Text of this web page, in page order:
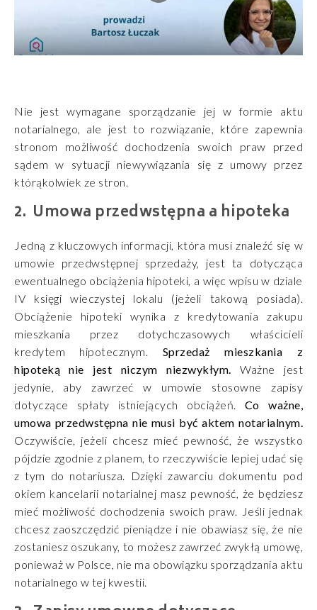
Nie jest wymagane sporządzanie jej w formie aktu
notarialnego, ale jest to rozwiązanie, które zapewnia
stronom możliwość dochodzenia swoich praw przed
sądem w sytuacji niewywiązania się z umowy przez
którąkolwiek ze stron.
Umowa przedwstępna a hipoteka
Jedną z kluczowych informacji, która musi znaleźć się w
umowie przedwstępnej sprzedaży, jest ta dotycząca
ewentualnego obciążenia hipoteki, a więc wpisu w dziale
IV księgi wieczystej lokalu (jeżeli takową posiada).
Obciążenie hipoteki wynika z kredytowania zakupu
mieszkania przez dotychczasowych właścicieli
kredytem hipotecznym. Sprzedaż mieszkania z
hipoteką nie jest niczym niezwykłym.
Ważne jest
jedynie, aby zawrzeć w umowie stosowne zapisy
dotyczące spłaty istniejących obciążeń. Co ważne,
umowa przedwstępna nie musi być aktem notarialnym.
Oczywiście, jeżeli chcesz mieć pewność, że wszystko
pójdzie zgodnie z planem, to rzeczywiście lepiej udać się
z tym do notariusza. Dzięki zawarciu dokumentu pod
okiem kancelarii notarialnej masz pewność, że będziesz
mieć możliwość dochodzenia swoich praw. Jeśli jednak
chcesz zaoszczędzić pieniądze i nie obawiasz się, że nie
zostaniesz oszukany, to możesz zawrzeć zwykłą umowę,
ponieważ w Polsce, nie ma obowiązku sporządzania aktu
notarialnego w tej kwestii.